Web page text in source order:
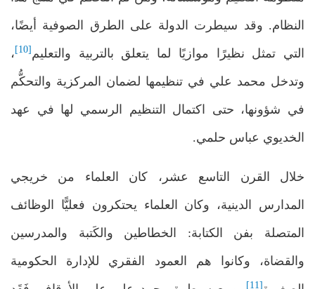
النظام. وقد سيطرت الدولة على الطرق الصوفية أيضًا،
التي تمثل نظيرًا موازيًا لما يتعلق بالتربية والتعليم [10]
،
وتدخل محمد علي في تنظيمها لضمان المركزية والتحكُّم
في شؤونها، حتى اكتمال التنظيم الرسمي لها في عهد
الخديوي عباس حلمي.
خلال القرن التاسع عشر، كان العلماء من خريجي
المدارس الدينية، وكان العلماء يحتكرون فعليًّا الوظائف
المتصلة بفن الكتابة: الخطاطين والكَتبة والمدرسين
والقضاة، وكانوا هم العمود الفقري للإدارة الحكومية
[11]